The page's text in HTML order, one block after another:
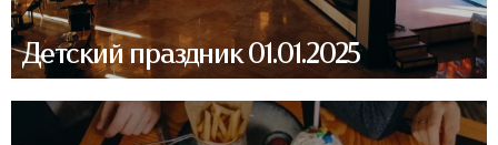
Детский праздник 01.01.2025